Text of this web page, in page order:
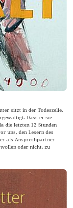
sitzt in der Todeszelle.
Dass er sie
die letzten 12 Stunden
uns, den Lesern des
als Ansprechpartner
oder nicht, zu